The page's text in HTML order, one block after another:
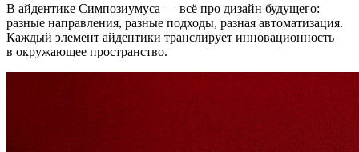
В айдентике Симпозиумуса — всё про дизайн будущего:
разные направления, разные подходы, разная автоматизация.
Каждый элемент айдентики транслирует инновационность
в окружающее пространство.